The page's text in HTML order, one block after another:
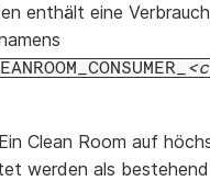
enthält eine
Ein Clean Room auf
werden als